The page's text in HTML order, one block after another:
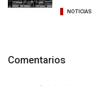
NOTICIAS
Comentarios